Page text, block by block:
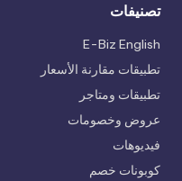
تصنيفات
E-Biz English
تطبيقات مقارنة الأسعار
تطبيقات ومتاجر
عروض وخصومات
فيديوهات
كوبونات خصم